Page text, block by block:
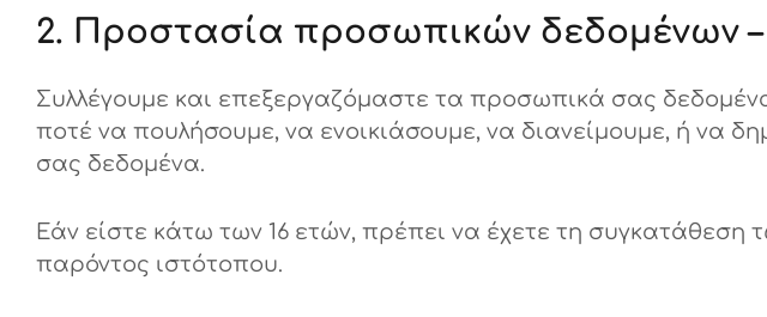
2. Προστασία προσωπικών δεδομένων –
Συλλέγουμε και επεξεργαζόμαστε τα προσωπικά σας
ποτέ να πουλήσουμε, να ενοικιάσουμε, να διανείμουμε, ή να
σας δεδομένα.
Εάν είστε κάτω των 16 ετών, πρέπει να έχετε τη
παρόντος ιστότοπου.